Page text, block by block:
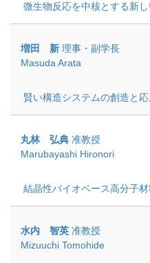
微生物反応を中核とする新
増田 新 理事・副学長
Masuda Arata
賢い構造システムの創造と応
丸林 弘典 准教授
Marubayashi Hironori
結晶性バイオベース高分子
水内 智英 准教授
Mizuuchi Tomohide